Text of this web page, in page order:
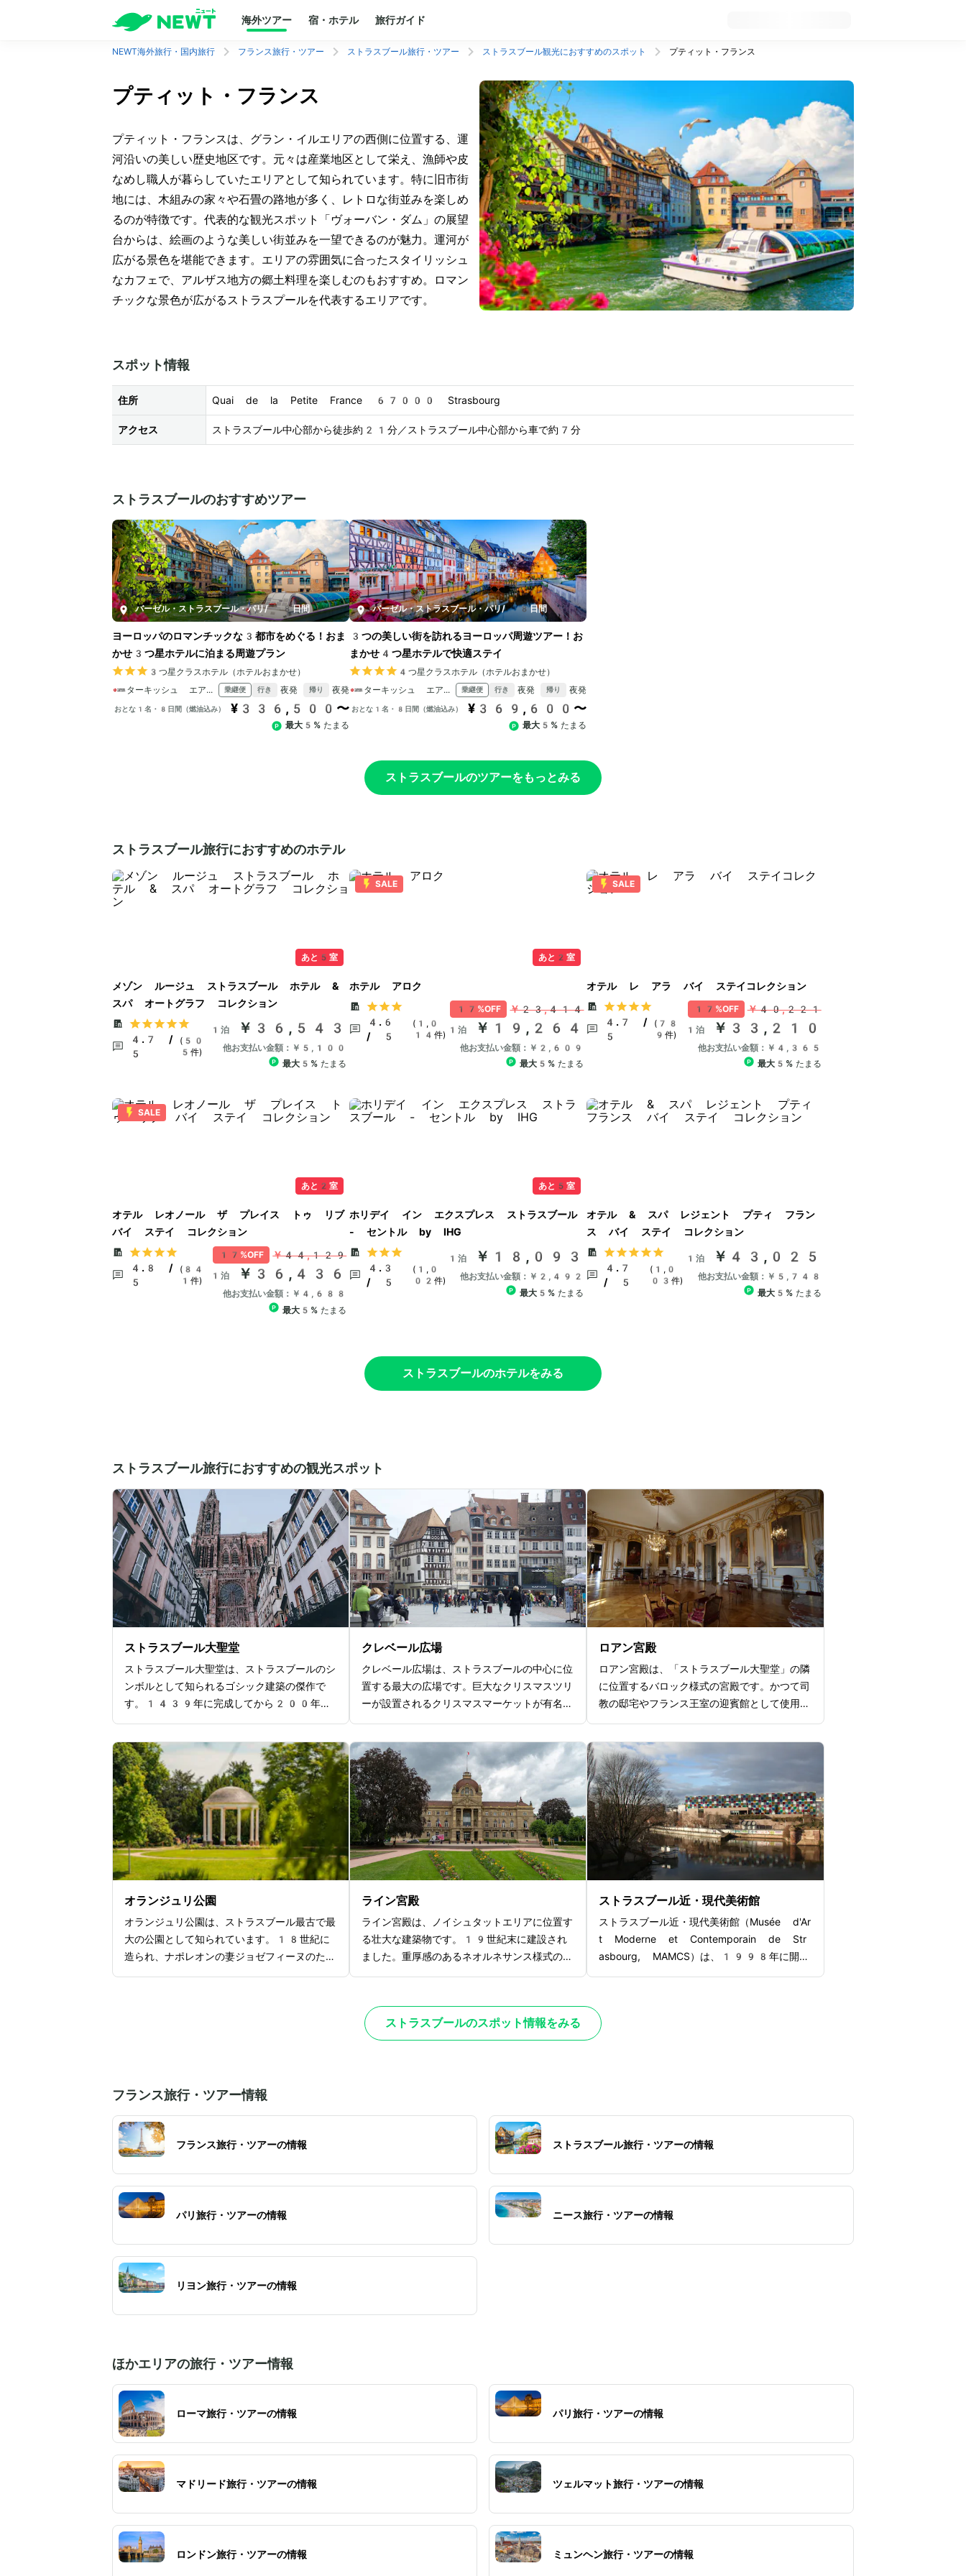
海外ツアー 宿・ホテル 旅行ガイド
NEWT海外旅行・国内旅行 フランス旅行・ツアー ストラスブール旅行・ツアー ストラスブール観光におすすめのスポット プティット・フランス
プティット・フランス
プティット・フランスは、グラン・イルエリアの西側に位置する、運
河沿いの美しい歴史地区です。元々は産業地区として栄え、漁師や皮
なめし職人が暮らしていたエリアとして知られています。特に旧市街
地には、木組みの家々や石畳の路地が多く、レトロな街並みを楽しめ
るのが特徴です。代表的な観光スポット「ヴォーバン・ダム」の展望
台からは、絵画のような美しい街並みを一望できるのが魅力。運河が
広がる景色を堪能できます。エリアの雰囲気に合ったスタイリッシュ
なカフェで、アルザス地方の郷土料理を楽しむのもおすすめ。ロマン
チックな景色が広がるストラスプールを代表するエリアです。
スポット情報
住所 Quai de la Petite France 67000 Strasbourg
アクセス ストラスブール中心部から徒歩約21分／ストラスブール中心部から車で約7分
ストラスブールのおすすめツアー
バーゼル・ストラスブール・パリ/ 8日間
ヨーロッパのロマンチックな3都市をめぐる！おま
かせ3つ星ホテルに泊まる周遊プラン
3つ星クラスホテル（ホテルおまかせ）
ターキッシュ エアラインズ
乗継便 行き 夜発 帰り 夜発
おとな1名・8日間（燃油込み） ¥336,500〜
最大5% たまる
バーゼル・ストラスブール・パリ/ 8日間
3つの美しい街を訪れるヨーロッパ周遊ツアー！お
まかせ4つ星ホテルで快適ステイ
4つ星クラスホテル（ホテルおまかせ）
ターキッシュ エアラインズ
乗継便 行き 夜発 帰り 夜発
おとな1名・8日間（燃油込み） ¥369,600〜
最大5% たまる
ストラスブールのツアーをもっとみる
ストラスブール旅行におすすめのホテル
あと5室
メゾン ルージュ ストラスブール ホテル &
スパ オートグラフ コレクション
4.7 /
5
(50
5件)
1泊 ￥36,543
他お支払い金額：￥5,100
最大5% たまる
SALE
あと2室
ホテル アロク
4.6
/ 5
(1,0
14件)
17%OFF ￥23,414
1泊 ￥19,264
他お支払い金額：￥2,609
最大5% たまる
SALE
オテル レ アラ バイ ステイコレクション
4.7 /
5
(78
9件)
17%OFF ￥40,221
1泊 ￥33,210
他お支払い金額：￥4,365
最大5% たまる
SALE
あと2室
オテル レオノール ザ プレイス トゥ リブ
バイ ステイ コレクション
4.8 /
5
(84
1件)
17%OFF ￥44,129
1泊 ￥36,436
他お支払い金額：￥4,688
最大5% たまる
あと5室
ホリデイ イン エクスプレス ストラスブール
- セントル by IHG
4.3
/ 5
(1,0
02件)
1泊 ￥18,093
他お支払い金額：￥2,492
最大5% たまる
オテル & スパ レジェント プティ フラン
ス バイ ステイ コレクション
4.7
/ 5
(1,0
03件)
1泊 ￥43,025
他お支払い金額：￥5,748
最大5% たまる
ストラスブールのホテルをみる
ストラスブール旅行におすすめの観光スポット
ストラスブール大聖堂
ストラスブール大聖堂は、ストラスブールのシ
ンボルとして知られるゴシック建築の傑作で
す。1439年に完成してから200年も
見渡せます。ヴォージュ山の赤砂岩が使われて
いるため、少しピンクがかった独特な色味が特
徴的。細かい彫刻が施された外観はもちろん、
内部のステンドグラスや天文時計も見応えがあ
ります。正午には人形が動く仕掛けを見れるた
め、多くの人々で賑わいます。歴史、芸術、技
術、それぞれの観点から楽しめる大聖堂です。
ストラスブール観光で必見の観光スポットと言
クレベール広場
クレベール広場は、ストラスブールの中心に位
置する最大の広場です。巨大なクリスマスツリ
ーが設置されるクリスマスマーケットが有名
れ、活気のある雰囲気を感じられるのがポイン
トです。広場の名前は、フランス革命時代の軍
人ジャン＝バティスト・クレベールに由来し、
広場中央には広場の名前の由来にもなっている
フランス革命時代の軍人、ジャン・バティス
ト・クレベールの銅像が建てられています。多
くのショップやカフェ、レストランが並び、シ
ョッピングからグルメまでなんでも揃っている
のが特徴。歴史と現代が融合した観光スポット
ロアン宮殿
ロアン宮殿は、「ストラスブール大聖堂」の隣
に位置するバロック様式の宮殿です。かつて司
教の邸宅やフランス王室の迎賓館として使用さ
り、それぞれ歴史や美術を堪能できる展示を楽
しめます。17世紀〜19世紀の工芸品を展
示する「装飾美術館」、アルザス地方の歴史を
学べる「考古学博物館」、ヨーロッパが誇る名
画を楽しめる「絵画美術館」から成り、ヨーロ
ッパの歴史や文化に浸ることができるでしょ
う。見応えのある外観と美しい装飾も注目ポイ
ントです。
オランジュリ公園
オランジュリ公園は、ストラスブール最古で最
大の公園として知られています。18世紀に
造られ、ナポレオンの妻ジョゼフィーヌのため
家族連れでも楽しめます。ゆったりとした時間
ライン宮殿
ライン宮殿は、ノイシュタットエリアに位置す
る壮大な建築物です。19世紀末に建設され
ました。重厚感のあるネオルネサンス様式のデ
された芝生が広がる庭園や、広場と調和する美
しい景観が広がっています。アルザス地方の歴
史や文化をを象徴する建物として、地元民にも
ストラスブール近・現代美術館
ストラスブール近・現代美術館（Musée d'Ar
t Moderne et Contemporain de Str
asbourg, MAMCS）は、1998年に開館
9世紀から21世紀までの絵画や彫刻、写
クショップにはアートに因んだ様々なグッズが
ストラスブールのスポット情報をみる
フランス旅行・ツアー情報
フランス旅行・ツアーの情報 ストラスブール旅行・ツアーの情報
パリ旅行・ツアーの情報 ニース旅行・ツアーの情報
リヨン旅行・ツアーの情報
ほかエリアの旅行・ツアー情報
ローマ旅行・ツアーの情報 パリ旅行・ツアーの情報
マドリード旅行・ツアーの情報 ツェルマット旅行・ツアーの情報
ロンドン旅行・ツアーの情報 ミュンヘン旅行・ツアーの情報